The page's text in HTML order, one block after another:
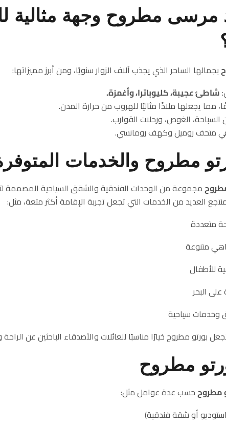
مرسى مطروح وجهة مثالية
بجمالها الساحر الذي يجذب آلاف الزوار سنويًا، ومن أبرز مميزاتها:
شاطئ عجيبة، كليوباترا، وأغمزة.
مما يجعلها ملاذًا مثاليًا للهروب من حرارة المدن.
السباحة، الغوص، ورحلات القوارب.
متحف روميل وكهف رومانسي.
مطروح والخدمات
مجموعة من الوحدات الفندقية والشقق السياحية المصممة
العديد من الخدمات التي تجعل تجربة الإقامة أكثر متعة، مثل:
متعددة
متنوعة
للأطفال
على البحر
سياحية
بورتو مطروح خيارًا مناسبًا للعائلات والأصدقاء الباحثين عن
مطروح
مطروححسب عدة عوامل مثل:
أو شقة فندقية)